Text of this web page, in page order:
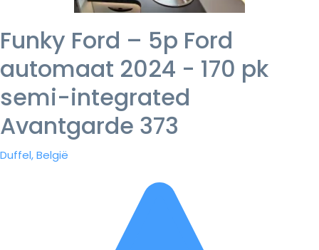
Funky Ford – 5p Ford
automaat 2024 - 170 pk
semi-integrated
Avantgarde 373
Duffel, België